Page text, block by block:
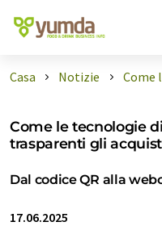
Casa Notizie Come
Come le tecnologie
trasparenti gli
Dal codice QR alla
17.06.2025